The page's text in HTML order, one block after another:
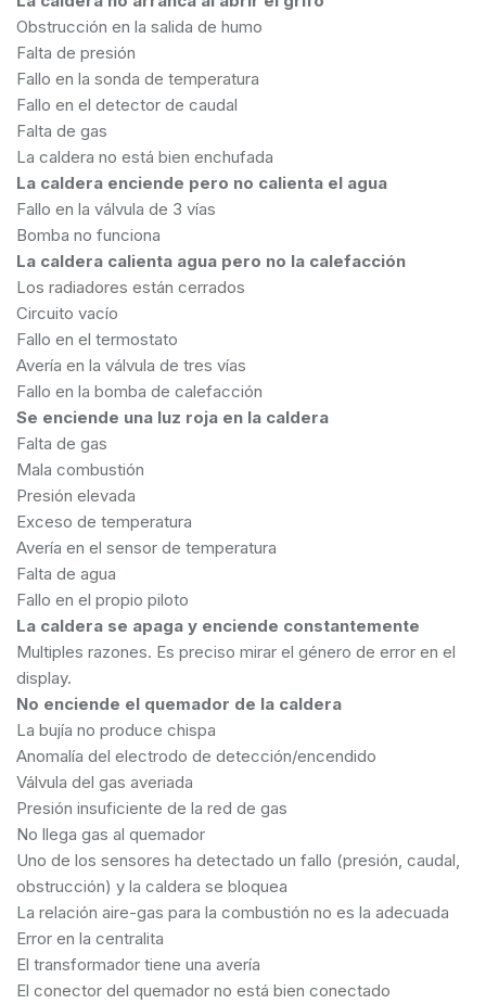
Obstrucción en la salida de humo
Falta de presión
Fallo en la sonda de temperatura
Fallo en el detector de caudal
Falta de gas
La caldera no está bien enchufada
La caldera enciende pero no calienta el agua
Fallo en la válvula de 3 vías
Bomba no funciona
La caldera calienta agua pero no la calefacción
Los radiadores están cerrados
Circuito vacío
Fallo en el termostato
Avería en la válvula de tres vías
Fallo en la bomba de calefacción
Se enciende una luz roja en la caldera
Falta de gas
Mala combustión
Presión elevada
Exceso de temperatura
Avería en el sensor de temperatura
Falta de agua
Fallo en el propio piloto
La caldera se apaga y enciende constantemente
Multiples razones. Es preciso mirar el género de error en el
display.
No enciende el quemador de la caldera
La bujía no produce chispa
Anomalía del electrodo de detección/encendido
Válvula del gas averiada
Presión insuficiente de la red de gas
No llega gas al quemador
Uno de los sensores ha detectado un fallo (presión, caudal,
obstrucción) y la caldera se bloquea
La relación aire-gas para la combustión no es la adecuada
Error en la centralita
El transformador tiene una avería
El conector del quemador no está bien conectado